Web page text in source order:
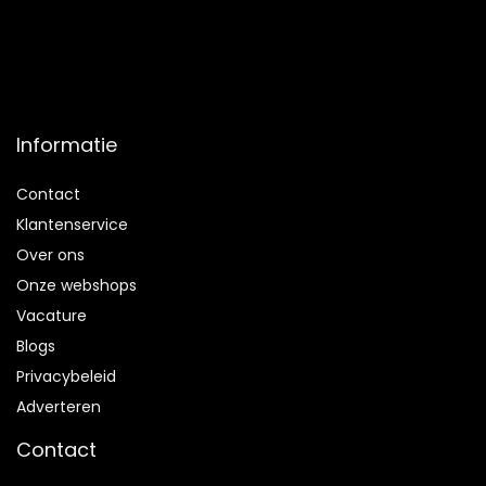
Informatie
Contact
Klantenservice
Over ons
Onze webshops
Vacature
Blogs
Privacybeleid
Adverteren
Contact